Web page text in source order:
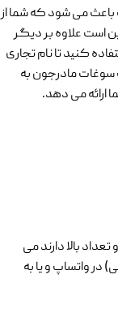
باعث می شود که شما از
است علاوه بر دیگر
کنید تا نام تجاری
سوغات مادرجون به
ارائه می دهد.
بالا دارند می
خانم کاظمی) در واتساپ و یا به